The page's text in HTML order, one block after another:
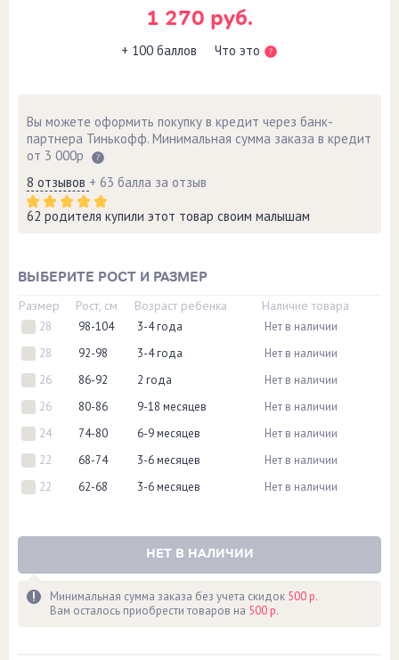
1 270 руб.
+ 100 баллов Что это
Вы можете оформить покупку в кредит через банк-
партнера Тинькофф. Минимальная сумма заказа в кредит
от 3 000р
8 отзывов + 63 балла за отзыв
62 родителя купили этот товар своим малышам
ВЫБЕРИТЕ РОСТ И РАЗМЕР
Размер Рост, см Возраст ребенка Наличие товара
28 98-104 3-4 года
Нет в наличии
28
92-98 3-4 года
Нет в наличии
26
86-92 2 года
Нет в наличии
26
80-86 9-18 месяцев
Нет в наличии
24
74-80 6-9 месяцев
Нет в наличии
22
68-74 3-6 месяцев
Нет в наличии
22
62-68 3-6 месяцев Нет в наличии
НЕТ В НАЛИЧИИ
Минимальная сумма заказа без учета скидок 500 р.
Вам осталось приобрести товаров на 500 р.